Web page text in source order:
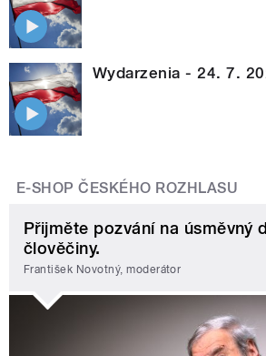
Wydarzenia - 24. 7.
E-SHOP ČESKÉHO ROZHLASU
Přijměte pozvání na úsměvný
člověčiny.
František Novotný, moderátor